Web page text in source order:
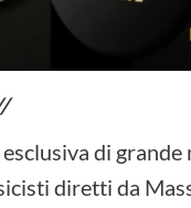
di
diretti da